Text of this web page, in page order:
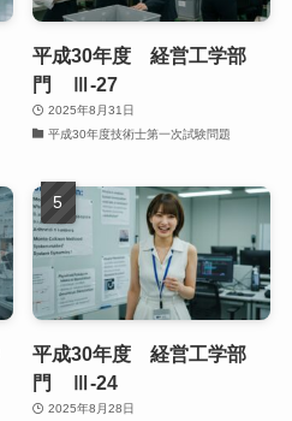
平成30年度 経営工学部
門 Ⅲ-27
2025年8月31日
平成30年度技術士第一次試験問題
平成30年度 経営工学部
門 Ⅲ-24
2025年8月28日